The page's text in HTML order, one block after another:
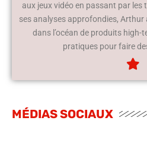
aux jeux vidéo en passant par les
ses analyses approfondies, Arthur
dans l’océan de produits
pratiques pour faire
MÉDIAS SOCIAUX